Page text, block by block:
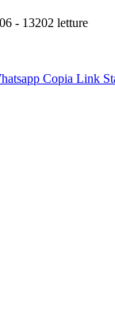
- 13202 letture
Copia Link